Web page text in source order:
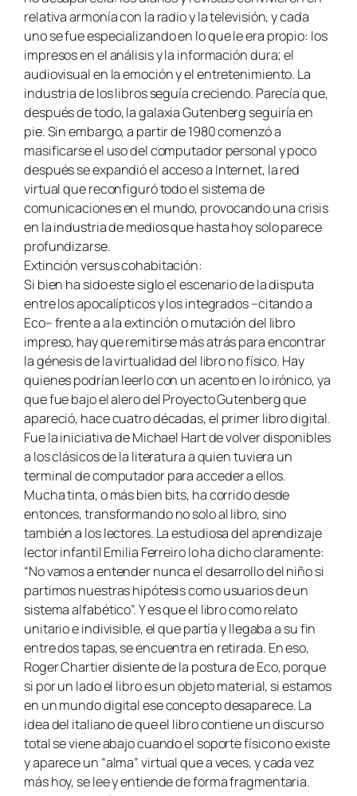
relativa armonía con la radio y la televisión, y cada
uno se fue especializando en lo que le era propio: los
impresos en el análisis y la información dura; el
audiovisual en la emoción y el entretenimiento. La
industria de los libros seguía creciendo. Parecía que,
después de todo, la galaxia Gutenberg seguiría en
pie. Sin embargo, a partir de 1980 comenzó a
masificarse el uso del computador personal y poco
después se expandió el acceso a Internet, la red
virtual que reconfiguró todo el sistema de
comunicaciones en el mundo, provocando una crisis
en la industria de medios que hasta hoy solo parece
profundizarse.
Extinción versus cohabitación:
Si bien ha sido este siglo el escenario de la disputa
entre los apocalípticos y los integrados –citando a
Eco– frente a a la extinción o mutación del libro
impreso, hay que remitirse más atrás para encontrar
la génesis de la virtualidad del libro no físico. Hay
quienes podrían leerlo con un acento en lo irónico, ya
que fue bajo el alero del Proyecto Gutenberg que
apareció, hace cuatro décadas, el primer libro digital.
Fue la iniciativa de Michael Hart de volver disponibles
a los clásicos de la literatura a quien tuviera un
terminal de computador para acceder a ellos.
Mucha tinta, o más bien bits, ha corrido desde
entonces, transformando no solo al libro, sino
también a los lectores. La estudiosa del aprendizaje
lector infantil Emilia Ferreiro lo ha dicho claramente:
“No vamos a entender nunca el desarrollo del niño si
partimos nuestras hipótesis como usuarios de un
sistema alfabético”. Y es que el libro como relato
unitario e indivisible, el que partía y llegaba a su fin
entre dos tapas, se encuentra en retirada. En eso,
Roger Chartier disiente de la postura de Eco, porque
si por un lado el libro es un objeto material, si estamos
en un mundo digital ese concepto desaparece. La
idea del italiano de que el libro contiene un discurso
total se viene abajo cuando el soporte físico no existe
y aparece un “alma” virtual que a veces, y cada vez
más hoy, se lee y entiende de forma fragmentaria.